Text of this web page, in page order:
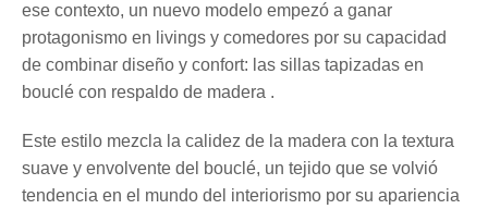
ese contexto, un nuevo modelo empezó a ganar
protagonismo en livings y comedores por su capacidad
de combinar diseño y confort: las sillas tapizadas en
bouclé con respaldo de madera .
Este estilo mezcla la calidez de la madera con la textura
suave y envolvente del bouclé, un tejido que se volvió
tendencia en el mundo del interiorismo por su apariencia